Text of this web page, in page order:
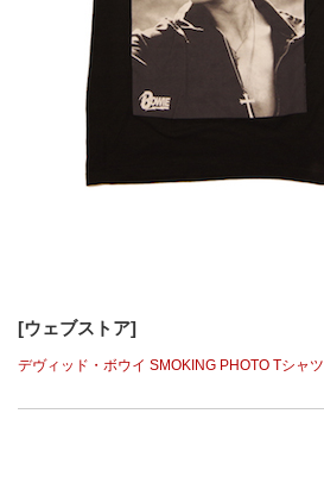
[ウェブストア]
デヴィッド・ボウイ SMOKING PHOTO Tシャツ